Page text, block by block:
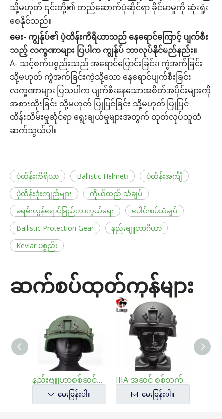
သို့မဟုတ် ၎င်းတို့၏ တည်ဆောက်ပုံဆိုင်ရာ ခိုင်မာမှုကို ဆုံးရှုံး
စေနိုင်သည်။
မေး- ကျွန်ုပ်၏ ပဲ့ထိန်းကိရိယာသည် နေရောင်ကြောင့် ပျက်စီး
သည့် လက္ခဏာများ ပြပါက ကျွန်ုပ် ဘာလုပ်နိုင်မည်နည်း။
A- သင့်စက်ပစ္စည်းသည် အရောင်ပြောင်းခြင်း၊ ကွဲအက်ခြင်း
သို့မဟုတ် ကွဲအက်ခြင်းကဲ့သို့သော နေရောင်ပျက်စီးခြင်း
လက္ခဏာများ ပြသပါက ပျက်စီးနေသောအစိတ်အပိုင်းများကို
အစားထိုးခြင်း သို့မဟုတ် ပြုပြင်ခြင်း သို့မဟုတ် ပြုပြင်
ထိန်းသိမ်းမှုဆိုင်ရာ ရွေးချယ်မှုများအတွက် ထုတ်လုပ်သူထံ
ဆက်သွယ်ပါ။
ပဲ့ထိန်းကိရိယာ Ballistic Helmet၊
ပဲ့ထိန်းအင်္ကျီ
ပဲ့ထိန်းဒုံးကျည်များ
ကိုယ်ထည် သံချပ်
ခရမ်းလွန်ရောင်ခြည်ကာကွယ်ရေး
ပေါင်းစပ်သံချပ်
Ballistic Protection Gear
နည်းဗျူဟာဂီယာ
Kevlar ပစ္စည်း
ဆက်စပ်ထုတ်ကုန်များ
နည်းဗျူဟာစစ်ဆင်ရေးအတွက် MICH Wendy ပဲ့ထိန်းတပ်ဦးထုပ်
မေးမြန်းပါ။
IIIA အဆင့် စစ်ဘက်အဆင့် ကာကွယ်ရေး MICH Tactical Ballistic Helmet
မေးမြန်းပါ။